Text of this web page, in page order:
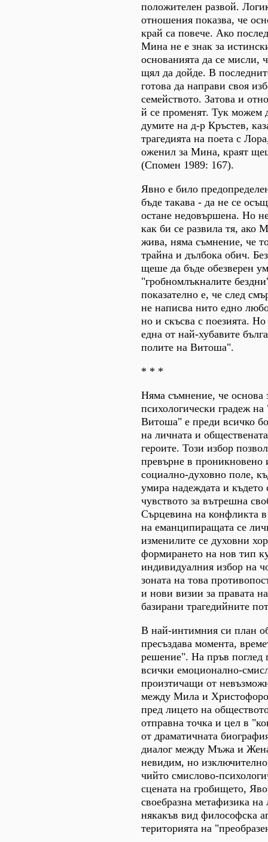
положителен развой.
отношения показва, че
край са повече. Ако
Мина не е знак за
основанията да се мисли,
щял да дойде. В
готова да направи своя
семейството. Затова и
й се променят. Тук можем
думите на д-р Кръстев,
трагедията на поета с
оженил за Мина, краят
(Спомен 1989: 167).
Явно е било
бъде такава - да не се
остане недовършена. Но
как би се развила тя, ако
жива, няма съмнение, че
трайна и дълбока обич.
щеше да бъде обезверен
"гробномлъкналите
показателно е, че след
не написва нито едно
но и скъсва с поезията. Но
една от най-хубавите
полите на Витоша".
* * *
Няма съмнение, че основа
психологически градеж
Витоша" е преди всичко
на личната и
героите. Този избор
превърне в проникновено
социално-духовно поле,
умира надеждата и където
чувството за вътрешна
Сърцевина на конфликта в
на еманципиращата се
изменилите се духовни
формирането на нов тип
индивидуалния избор на
зоната на това
и нови визии за правата
базирани трагедийните
В най-интимния си план
пресъздава момента,
решение". На пръв поглед
всички емоционално-
произтичащи от
между Мила и
пред лицето на
отправна точка и цел в
от драматичната
диалог между Мъжа и
невидим, но
чийто смислово-
сцената на гробището,
своебразна метафизика
някакъв вид философска
територията на